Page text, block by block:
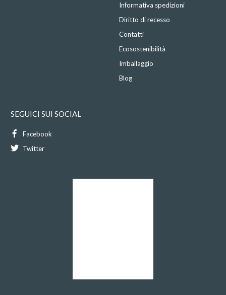
Informativa spedizioni
Diritto di recesso
Contatti
Ecosostenibilità
Imballaggio
Blog
SEGUICI SUI SOCIAL
Facebook
Twitter